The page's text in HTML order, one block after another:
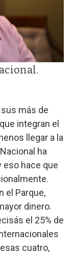
más de
integran el
llegar a la
ha
hace que
el Parque,
dinero.
el 25% de
cuatro,